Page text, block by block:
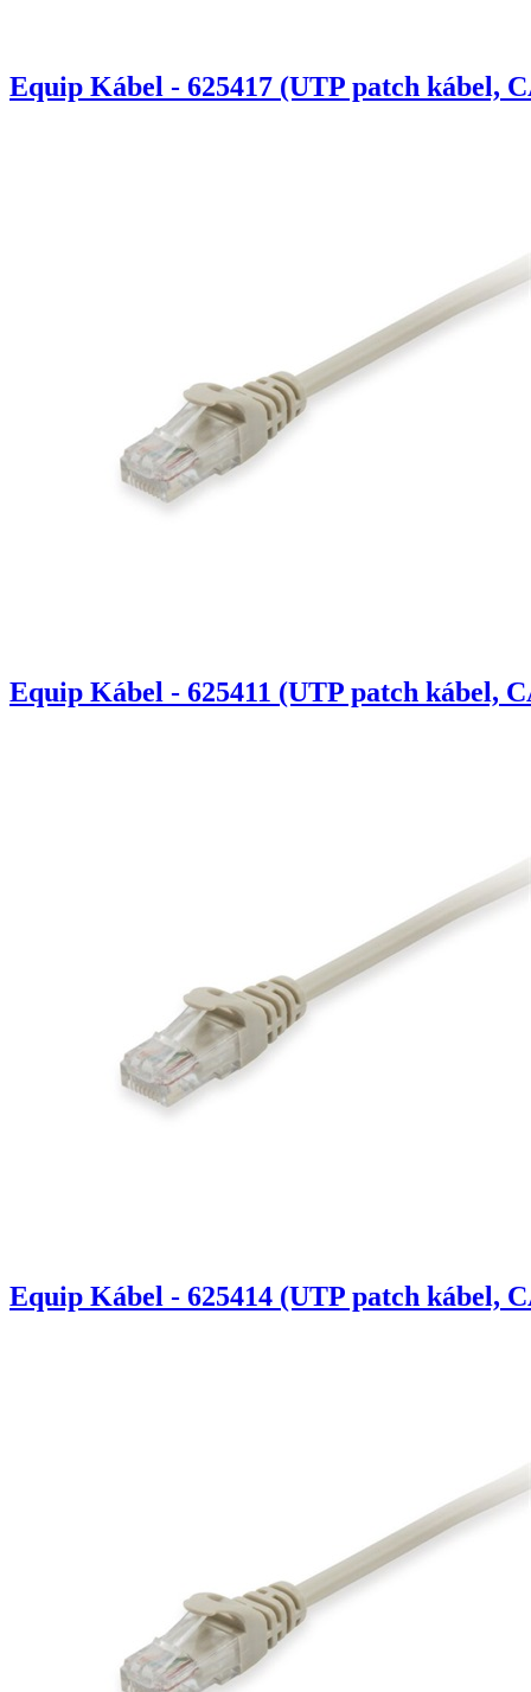
Equip Kábel - 625417 (UTP patch kábel,
Equip Kábel - 625411 (UTP patch kábel,
Equip Kábel - 625414 (UTP patch kábel,